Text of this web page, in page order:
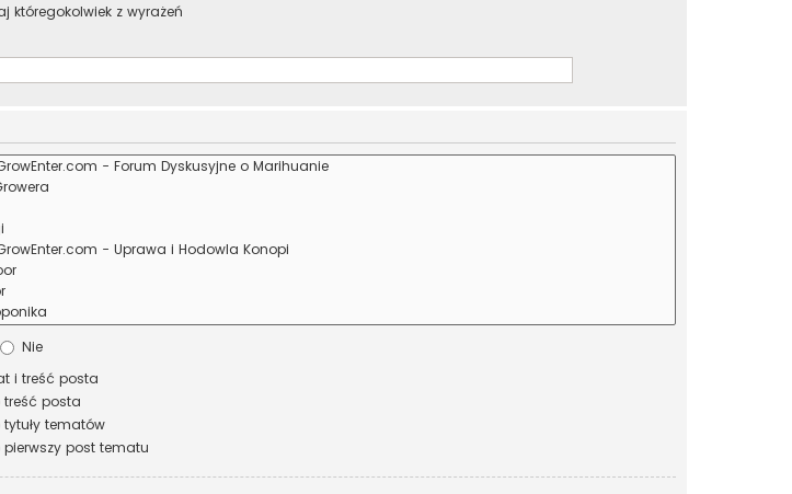
któregokolwiek z wyrażeń
Nie
i treść posta
treść posta
tytuły tematów
pierwszy post tematu